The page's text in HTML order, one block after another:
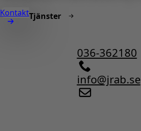
KontaktTjänster
036-362180
info@jrab.se